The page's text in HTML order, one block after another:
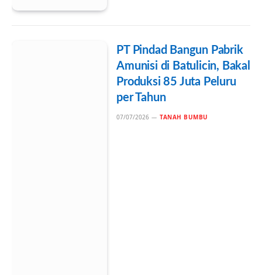
PT Pindad Bangun Pabrik
Amunisi di Batulicin, Bakal
Produksi 85 Juta Peluru
per Tahun
07/07/2026 TANAH BUMBU